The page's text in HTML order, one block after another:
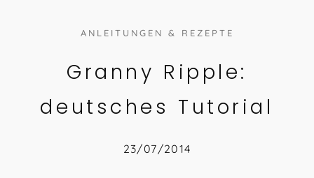
ANLEITUNGEN & REZEPTE
Granny Ripple:
deutsches Tutorial
23/07/2014